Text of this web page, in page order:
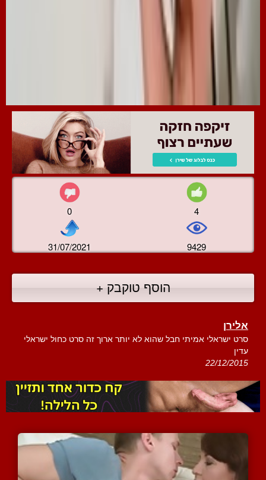
0 4
31/07/2021 9429
הוסף טוקבק +
אלירן
סרט ישראלי אמיתי חבל שהוא לא יותר ארוך זה סרט כחול ישראלי
עדין
22/12/2015